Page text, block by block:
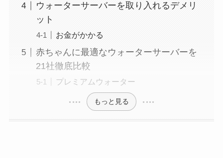
ウォーターサーバーを取り入れるデメリ
ット
お金がかかる
赤ちゃんに最適なウォーターサーバーを
21社徹底比較
プレミアムウォーター
もっと見る